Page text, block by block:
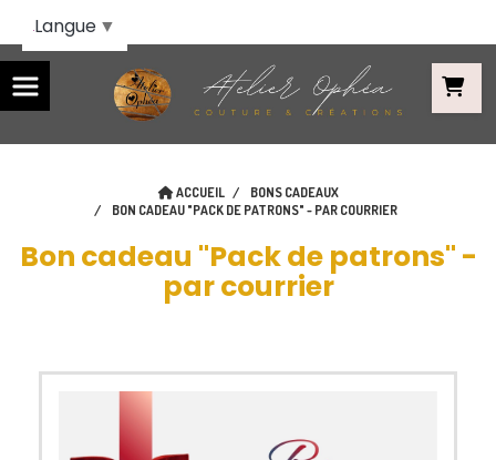
ACCUEIL
BONS CADEAUX
BON CADEAU "PACK DE PATRONS" - PAR COURRIER
Bon cadeau "Pack de patrons" -
par courrier
Langue ▼